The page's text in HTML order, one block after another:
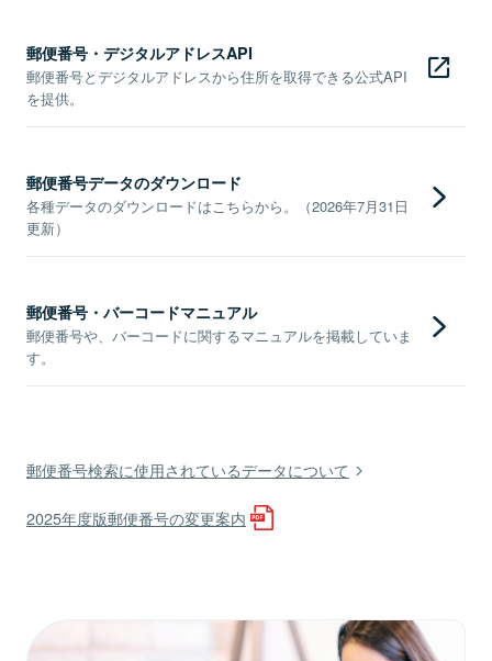
郵便番号・デジタルアドレスAPI
郵便番号とデジタルアドレスから住所を取得できる公式API
を提供。
郵便番号データのダウンロード
各種データのダウンロードはこちらから。（2026年7月31日
更新）
郵便番号・バーコードマニュアル
郵便番号や、バーコードに関するマニュアルを掲載していま
す。
郵便番号検索に使用されているデータについて
2025年度版郵便番号の変更案内